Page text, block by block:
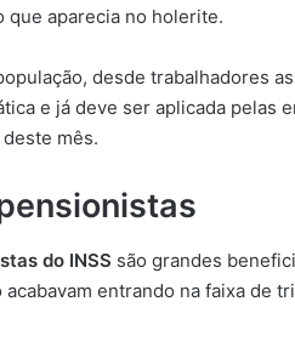
que aparecia no holerite.
desde trabalhadores
e já deve ser aplicada pelas
mês.
do INSS são grandes
entrando na faixa de